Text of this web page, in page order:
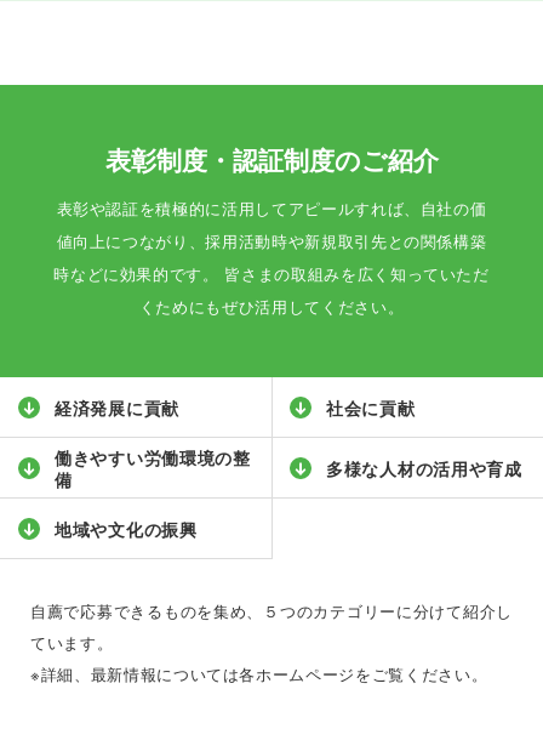
表彰制度・認証制度のご紹介
表彰や認証を積極的に活用してアピールすれば、自社の価
値向上につながり、採用活動時や新規取引先との関係構築
時などに効果的です。 皆さまの取組みを広く知っていただ
くためにもぜひ活用してください。
経済発展に貢献 社会に貢献
働きやすい労働環境の整
備
多様な人材の活用や育成
地域や文化の振興
自薦で応募できるものを集め、５つのカテゴリーに分けて紹介し
ています。
※詳細、最新情報については各ホームページをご覧ください。